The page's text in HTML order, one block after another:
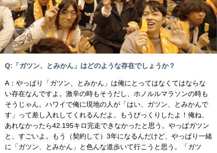
Q:「ガツン、とみかん」はどのような存在でしょうか？
A：やっぱり「ガツン、とみかん」は俺にとってはなくてはならな
い存在なんですよ。激辛の時もそうだし、ホノルルマラソンの時も
そうじゃん。ハワイで俺に現地の人が「はい、ガツン、とみかんで
す」って差し入れしてくれるんだよ。もうびっくりしたよ！俺ね、
あれなかったら42.195キロ完走できなかったと思う。やっぱガツン
と、すごいよ。もう（契約して）3年になるんだけど、やっぱり一緒
に「ガツン、とみかん」と色んな道歩いて行こうと思う。「ガツ